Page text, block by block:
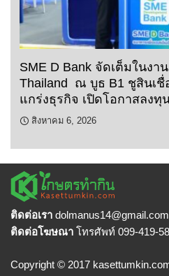
SME D Bank จัดเต็มในงา
Thailand ณ บูธ B1 ชูสินเชื่
แกร่งธุรกิจ เปิดโอกาสลง
สิงหาคม 6, 2026
ติดต่อเรา dolmanus14
ติดต่อโฆษณา โทรศัพท์ 099-419-
Copyright © 2017